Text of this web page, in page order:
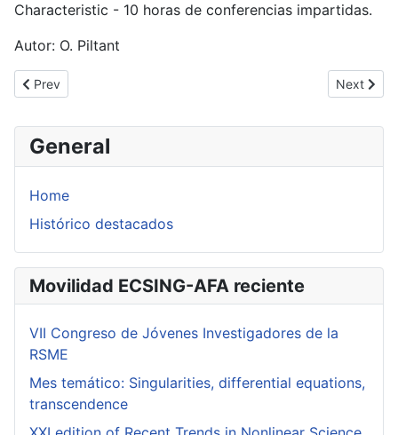
General
Home
Histórico destacados
Movilidad ECSING-AFA reciente
VII Congreso de Jóvenes Investigadores de la
RSME
Mes temático: Singularities, differential equations,
transcendence
Characteristic - 10 horas de conferencias impartidas.
Autor: O. Piltant
Previous article: O. Piltant: Anillos henselianos y henselización
Prev Next
Next